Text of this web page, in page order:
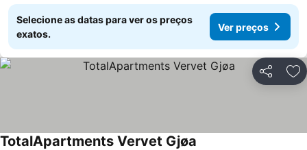
Selecione as datas para ver os preços
exatos.
Ver preços
Partilhar
TotalApartments Vervet Gjøa